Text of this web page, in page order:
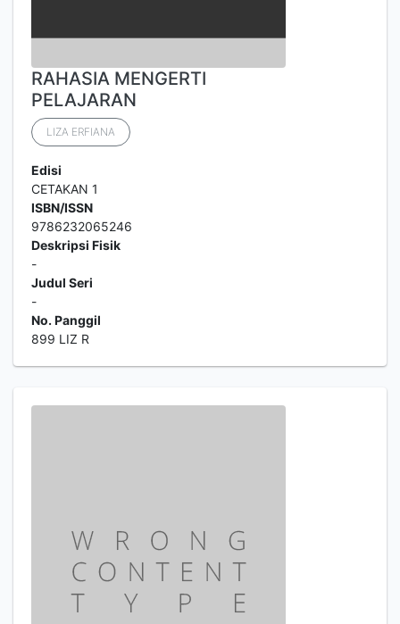
RAHASIA MENGERTI
PELAJARAN
LIZA ERFIANA
Edisi
CETAKAN 1
ISBN/ISSN
9786232065246
Deskripsi Fisik
-
Judul Seri
-
No. Panggil
899 LIZ R